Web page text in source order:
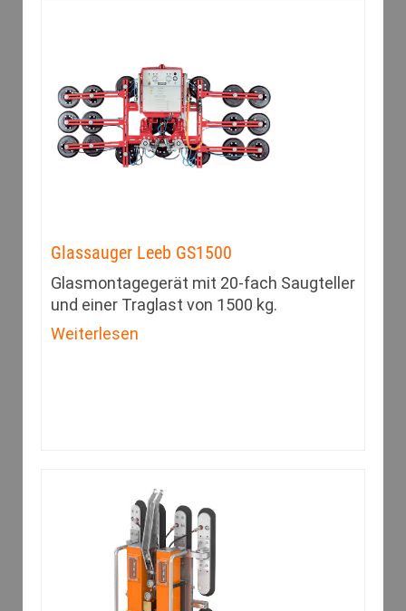
Glassauger Leeb GS1500
Glasmontagegerät mit 20-fach Saugteller
und einer Traglast von 1500 kg.
Weiterlesen